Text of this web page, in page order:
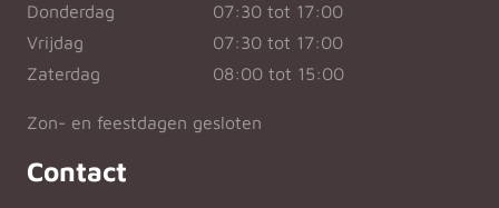
Donderdag
07:30 tot 17:00
Vrijdag
07:30 tot 17:00
Zaterdag
08:00 tot 15:00
Zon- en feestdagen gesloten
Contact